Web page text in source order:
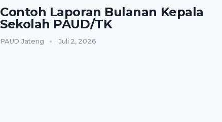
Contoh Laporan Bulanan Kepala
Sekolah PAUD/TK
PAUD Jateng Juli 2, 2026